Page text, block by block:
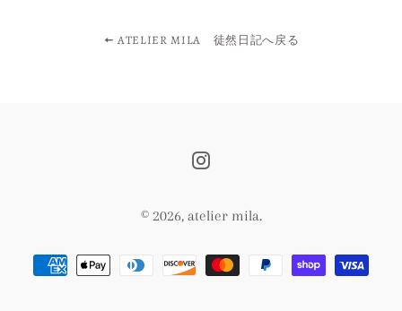
ATELIER MILA 徒然日記へ戻る
Instagram
© 2026, atelier mila.
決
済